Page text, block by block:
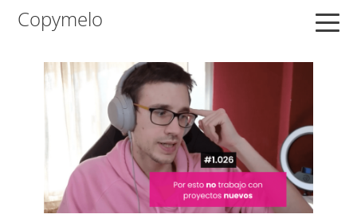
Saltar
navegación
Saltar
contenido
principal
Saltar
Copymelo